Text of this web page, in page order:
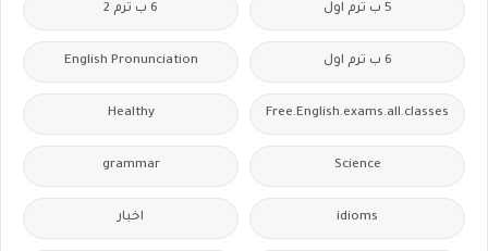
5 ب ترم اول 6 ب ترم 2
6 ب ترم اول English Pronunciation
Free.English.exams.all.classes
Healthy
Science
grammar
idioms اخبار